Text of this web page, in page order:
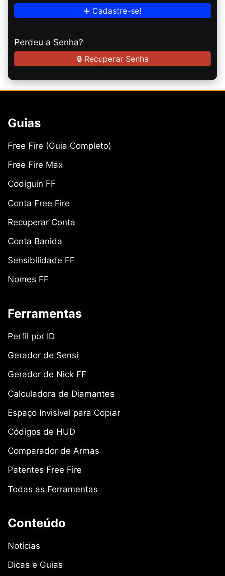
➕ Cadastre-se!
Perdeu a Senha?
🔒 Recuperar Senha
Guias
Free Fire (Guia Completo)
Free Fire Max
Codiguin FF
Conta Free Fire
Recuperar Conta
Conta Banida
Sensibilidade FF
Nomes FF
Ferramentas
Perfil por ID
Gerador de Sensi
Gerador de Nick FF
Calculadora de Diamantes
Espaço Invisível para Copiar
Códigos de HUD
Comparador de Armas
Patentes Free Fire
Todas as Ferramentas
Conteúdo
Notícias
Dicas e Guias